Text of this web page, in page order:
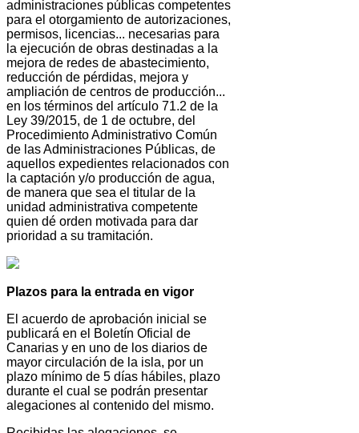
administraciones públicas competentes
para el otorgamiento de autorizaciones,
permisos, licencias... necesarias para
la ejecución de obras destinadas a la
mejora de redes de abastecimiento,
reducción de pérdidas, mejora y
ampliación de centros de producción...
en los términos del artículo 71.2 de la
Ley 39/2015, de 1 de octubre, del
Procedimiento Administrativo Común
de las Administraciones Públicas, de
aquellos expedientes relacionados con
la captación y/o producción de agua,
de manera que sea el titular de la
unidad administrativa competente
quien dé orden motivada para dar
prioridad a su tramitación.
Plazos para la entrada en vigor
El acuerdo de aprobación inicial se
publicará en el Boletín Oficial de
Canarias y en uno de los diarios de
mayor circulación de la isla, por un
plazo mínimo de 5 días hábiles, plazo
durante el cual se podrán presentar
alegaciones al contenido del mismo.